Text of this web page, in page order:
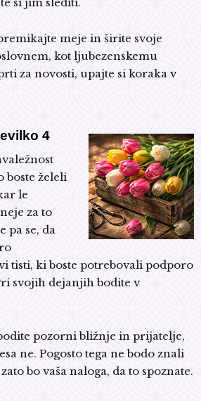
meje in širite svoje
kot ljubezenskemu
za novosti, upajte si koraka v
4
boste želeli
le
za to
pa se, da
tisti, ki boste potrebovali podporo
svojih dejanjih bodite v
pozorni bližnje in prijatelje,
ne. Pogosto tega ne bodo znali
bo vaša naloga, da to spoznate.